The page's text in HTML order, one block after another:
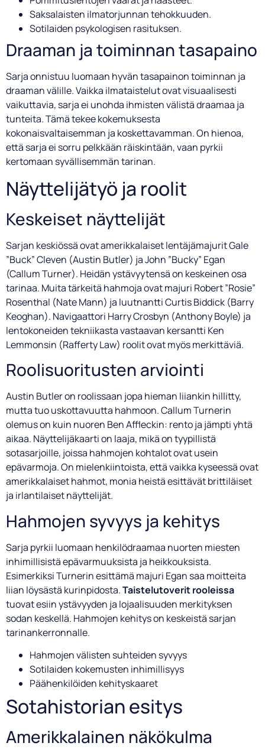
Saksalaisten ilmatorjunnan tehokkuuden.
Sotilaiden psykologisen rasituksen.
Draaman ja toiminnan tasapaino
Sarja onnistuu luomaan hyvän tasapainon toiminnan ja
draaman välille. Vaikka ilmataistelut ovat visuaalisesti
vaikuttavia, sarja ei unohda ihmisten välistä draamaa ja
tunteita. Tämä tekee kokemuksesta
kokonaisvaltaisemman ja koskettavamman. On hienoa,
että sarja ei sorru pelkkään räiskintään, vaan pyrkii
kertomaan syvällisemmän tarinan.
Näyttelijätyö ja roolit
Keskeiset näyttelijät
Sarjan keskiössä ovat amerikkalaiset lentäjämajurit Gale
”Buck” Cleven (Austin Butler) ja John ”Bucky” Egan
(Callum Turner). Heidän ystävyytensä on keskeinen osa
tarinaa. Muita tärkeitä hahmoja ovat majuri Robert ”Rosie”
Rosenthal (Nate Mann) ja luutnantti Curtis Biddick (Barry
Keoghan). Navigaattori Harry Crosbyn (Anthony Boyle) ja
lentokoneiden tekniikasta vastaavan kersantti Ken
Lemmonsin (Rafferty Law) roolit ovat myös merkittäviä.
Roolisuoritusten arviointi
Austin Butler on roolissaan jopa hieman liiankin hillitty,
mutta tuo uskottavuutta hahmoon. Callum Turnerin
olemus on kuin nuoren Ben Affleckin: rento ja jämpti yhtä
aikaa. Näyttelijäkaarti on laaja, mikä on tyypillistä
sotasarjoille, joissa hahmojen kohtalot ovat usein
epävarmoja. On mielenkiintoista, että vaikka kyseessä ovat
amerikkalaiset hahmot, monia heistä esittävät brittiläiset
ja irlantilaiset näyttelijät.
Hahmojen syvyys ja kehitys
Sarja pyrkii luomaan henkilödraamaa nuorten miesten
inhimillisistä epävarmuuksista ja heikkouksista.
Esimerkiksi Turnerin esittämä majuri Egan saa moitteita
liian löysästä kurinpidosta.Taistelutoverit rooleissa
tuovat esiin ystävyyden ja lojaalisuuden merkityksen
sodan keskellä. Hahmojen kehitys on keskeistä sarjan
tarinankerronnalle.
Hahmojen välisten suhteiden syvyys
Sotilaiden kokemusten inhimillisyys
Päähenkilöiden kehityskaaret
Sotahistorian esitys
Amerikkalainen näkökulma